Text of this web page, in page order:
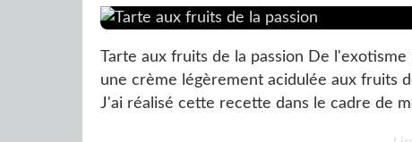
Tarte aux fruits de la passion De
une crème légèrement acidulée aux fruits
J'ai réalisé cette recette dans le cadre de